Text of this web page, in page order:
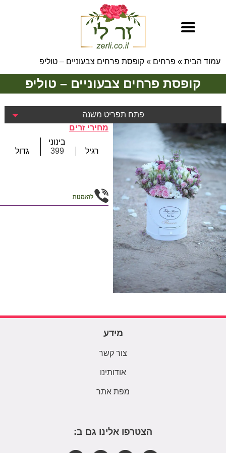
עמוד הבית » פרחים » קופסת פרחים צבעוניים – טוליפ
קופסת פרחים צבעוניים – טוליפ
פתח תפריט משנה
מחירי זרים
רגיל
בינוני
399
גדול
להזמנות
מידע
צור קשר
אודותינו
מפת אתר
הצטרפו אלינו גם ב: